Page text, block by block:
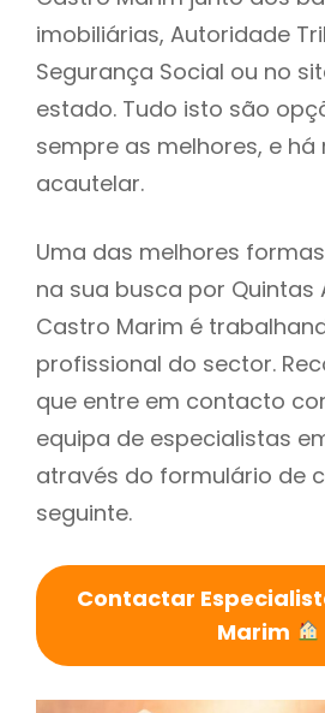
imobiliárias, Autoridade
Segurança Social ou no
estado. Tudo isto são
sempre as melhores, e há
acautelar.
Uma das melhores
na sua busca por Quintas
Castro Marim é
profissional do sector.
que entre em contacto
equipa de especialistas
através do formulário de
seguinte.
Contactar
Marim